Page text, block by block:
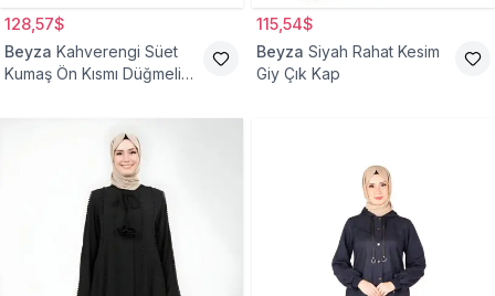
128,57$
Beyza Kahverengi Süet
Kumaş Ön Kısmı Düğmeli
115,54$
Beyza Siyah Rahat Kesim
Giy Çık Kap